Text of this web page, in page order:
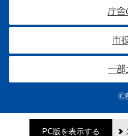
庁舎
市
一部
©
PC版を表示する